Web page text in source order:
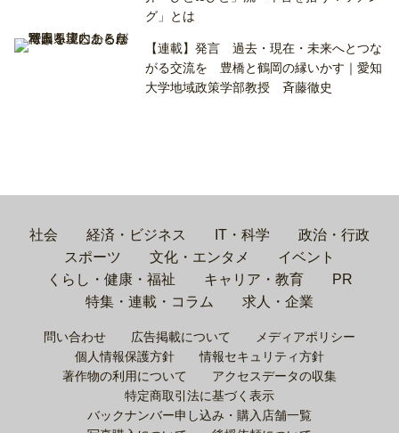
グ」とは
【連載】発言 過去・現在・未来へとつな
がる交流を 豊橋と鶴岡の縁いかす｜愛知
大学地域政策学部教授 斉藤徹史
社会 経済・ビジネス IT・科学
政治・行政
スポーツ
文化・エンタメ
イベント
くらし・健康・福祉
キャリア・教育
PR
特集・連載・コラム
求人・企業
問い合わせ 広告掲載について
メディアポリシー
個人情報保護方針
情報セキュリティ方針
著作物の利用について
アクセスデータの収集
特定商取引法に基づく表示
バックナンバー申し込み・購入店舗一覧